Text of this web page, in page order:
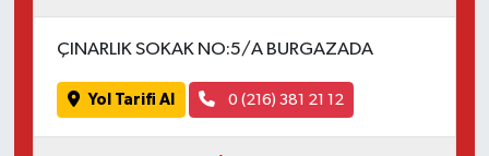
ÇINARLIK SOKAK NO:5/A BURGAZADA
Yol Tarifi Al 0 (216) 381 21 12